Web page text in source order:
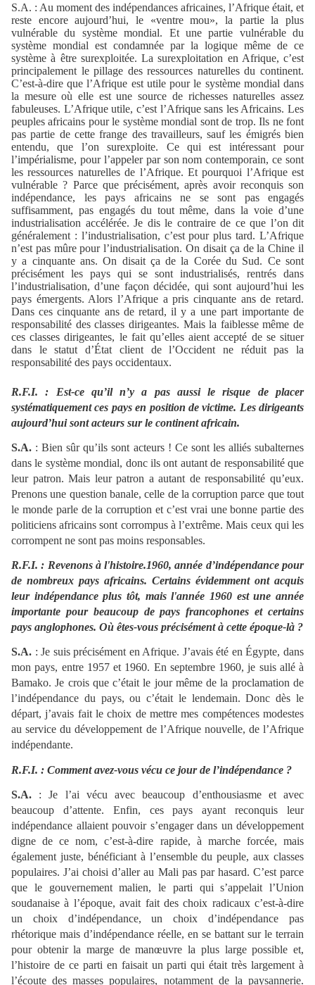
S.A. : Au moment des indépendances africaines, l’Afrique était, et
reste encore aujourd’hui, le «ventre mou», la partie la plus
vulnérable du système mondial. Et une partie vulnérable du
système mondial est condamnée par la logique même de ce
système à être surexploitée. La surexploitation en Afrique, c’est
principalement le pillage des ressources naturelles du continent.
C’est-à-dire que l’Afrique est utile pour le système mondial dans
la mesure où elle est une source de richesses naturelles assez
fabuleuses. L’Afrique utile, c’est l’Afrique sans les Africains. Les
peuples africains pour le système mondial sont de trop. Ils ne font
pas partie de cette frange des travailleurs, sauf les émigrés bien
entendu, que l’on surexploite. Ce qui est intéressant pour
l’impérialisme, pour l’appeler par son nom contemporain, ce sont
les ressources naturelles de l’Afrique. Et pourquoi l’Afrique est
vulnérable ? Parce que précisément, après avoir reconquis son
indépendance, les pays africains ne se sont pas engagés
suffisamment, pas engagés du tout même, dans la voie d’une
industrialisation accélérée. Je dis le contraire de ce que l’on dit
généralement : l’industrialisation, c’est pour plus tard. L’Afrique
n’est pas mûre pour l’industrialisation. On disait ça de la Chine il
y a cinquante ans. On disait ça de la Corée du Sud. Ce sont
précisément les pays qui se sont industrialisés, rentrés dans
l’industrialisation, d’une façon décidée, qui sont aujourd’hui les
pays émergents. Alors l’Afrique a pris cinquante ans de retard.
Dans ces cinquante ans de retard, il y a une part importante de
responsabilité des classes dirigeantes. Mais la faiblesse même de
ces classes dirigeantes, le fait qu’elles aient accepté de se situer
dans le statut d’État client de l’Occident ne réduit pas la
responsabilité des pays occidentaux.
R.F.I. : Est-ce qu’il n’y a pas aussi le risque de placer
systématiquement ces pays en position de victime. Les dirigeants
aujourd’hui sont acteurs sur le continent africain.
S.A. : Bien sûr qu’ils sont acteurs ! Ce sont les alliés subalternes
dans le système mondial, donc ils ont autant de responsabilité que
leur patron. Mais leur patron a autant de responsabilité qu’eux.
Prenons une question banale, celle de la corruption parce que tout
le monde parle de la corruption et c’est vrai une bonne partie des
politiciens africains sont corrompus à l’extrême. Mais ceux qui les
corrompent ne sont pas moins responsables.
R.F.I. : Revenons à l'histoire.1960, année d’indépendance pour
de nombreux pays africains. Certains évidemment ont acquis
leur indépendance plus tôt, mais l'année 1960 est une année
importante pour beaucoup de pays francophones et certains
pays anglophones. Où êtes-vous précisément à cette époque-là ?
S.A. : Je suis précisément en Afrique. J’avais été en Égypte, dans
mon pays, entre 1957 et 1960. En septembre 1960, je suis allé à
Bamako. Je crois que c’était le jour même de la proclamation de
l’indépendance du pays, ou c’était le lendemain. Donc dès le
départ, j’avais fait le choix de mettre mes compétences modestes
au service du développement de l’Afrique nouvelle, de l’Afrique
indépendante.
R.F.I. : Comment avez-vous vécu ce jour de l’indépendance ?
S.A.
: Je l’ai vécu avec beaucoup d’enthousiasme et avec
beaucoup d’attente. Enfin, ces pays ayant reconquis leur
indépendance allaient pouvoir s’engager dans un développement
digne de ce nom, c’est-à-dire rapide, à marche forcée, mais
également juste, bénéficiant à l’ensemble du peuple, aux classes
populaires. J’ai choisi d’aller au Mali pas par hasard. C’est parce
que le gouvernement malien, le parti qui s’appelait l’Union
soudanaise à l’époque, avait fait des choix radicaux c’est-à-dire
un choix d’indépendance, un choix d’indépendance pas
rhétorique mais d’indépendance réelle, en se battant sur le terrain
pour obtenir la marge de manœuvre la plus large possible et,
l’histoire de ce parti en faisait un parti qui était très largement à
l’écoute des masses populaires, notamment de la paysannerie.